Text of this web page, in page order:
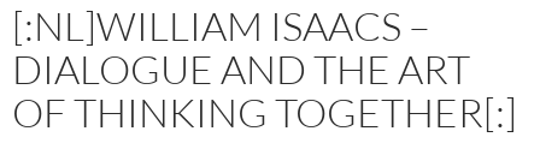
[:NL]WILLIAM ISAACS –
DIALOGUE AND THE ART
OF THINKING TOGETHER[:]